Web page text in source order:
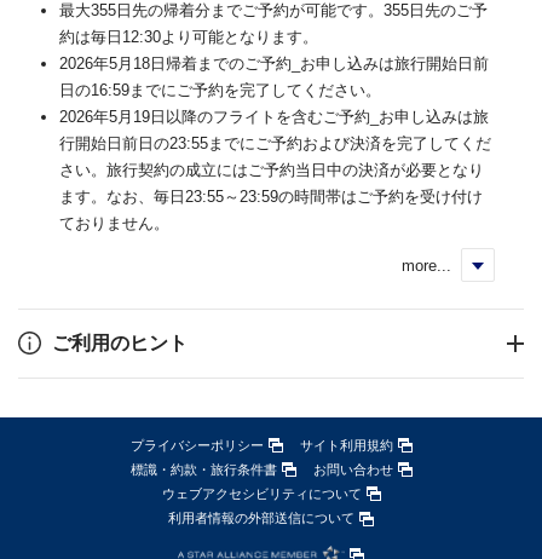
最大355日先の帰着分までご予約が可能です。355日先のご予
約は毎日12:30より可能となります。
2026年5月18日帰着までのご予約_お申し込みは旅行開始日前
日の16:59までにご予約を完了してください。
2026年5月19日以降のフライトを含むご予約_お申し込みは旅
行開始日前日の23:55までにご予約および決済を完了してくだ
さい。旅行契約の成立にはご予約当日中の決済が必要となり
ます。なお、毎日23:55～23:59の時間帯はご予約を受け付け
ておりません。
more...
ご利用のヒント
プライバシーポリシー
サイト利用規約
標識・約款・旅行条件書
お問い合わせ
ウェブアクセシビリティについて
利用者情報の外部送信について